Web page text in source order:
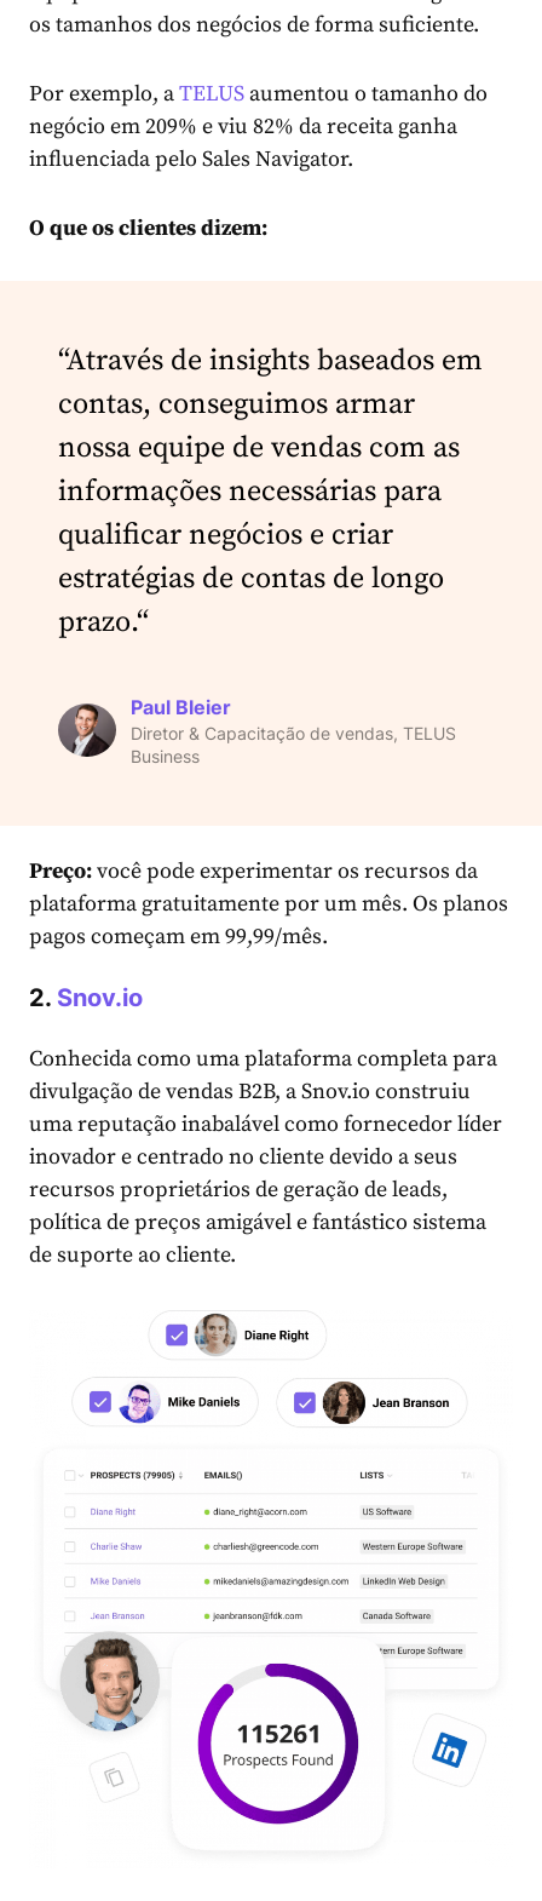
os tamanhos dos negócios de forma suficiente.
Por exemplo, aTELUS aumentou o tamanho do
negócio em 209% e viu 82% da receita ganha
influenciada pelo Sales Navigator.
O que os clientes dizem:
“Através de insights baseados em
contas, conseguimos armar
nossa equipe de vendas com as
informações necessárias para
qualificar negócios e criar
estratégias de contas de longo
prazo.“
Paul Bleier
Diretor & Capacitação de vendas, TELUS
Business
Preço:você pode experimentar os recursos da
plataforma gratuitamente por um mês. Os planos
pagos começam em 99,99/mês.
2. Snov.io
Conhecida como uma plataforma completa para
divulgação de vendas B2B, a Snov.io construiu
uma reputação inabalável como fornecedor líder
inovador e centrado no cliente devido a seus
recursos proprietários de geração de leads,
política de preços amigável e fantástico sistema
de suporte ao cliente.